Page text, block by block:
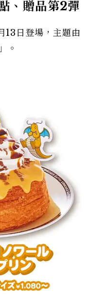
、贈品第2彈
13日登場，主題由
。